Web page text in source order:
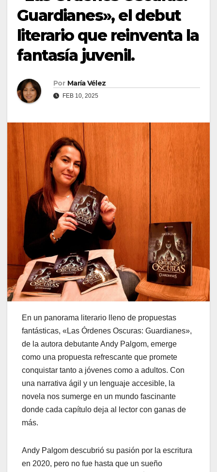
Guardianes», el debut
literario que reinventa la
fantasía juvenil.
Por María Vélez
FEB 10, 2025
En un panorama literario lleno de propuestas
fantásticas, «Las Órdenes Oscuras: Guardianes»,
de la autora debutante Andy Palgom, emerge
como una propuesta refrescante que promete
conquistar tanto a jóvenes como a adultos. Con
una narrativa ágil y un lenguaje accesible, la
novela nos sumerge en un mundo fascinante
donde cada capítulo deja al lector con ganas de
más.
Andy Palgom descubrió su pasión por la escritura
en 2020, pero no fue hasta que un sueño